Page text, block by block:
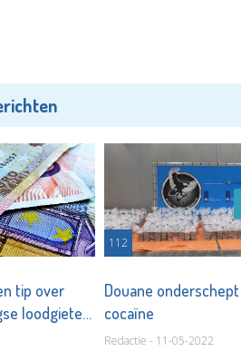
tip over
loodgieter
112
Douane
cocaïne
Redactie - 11-05-2022